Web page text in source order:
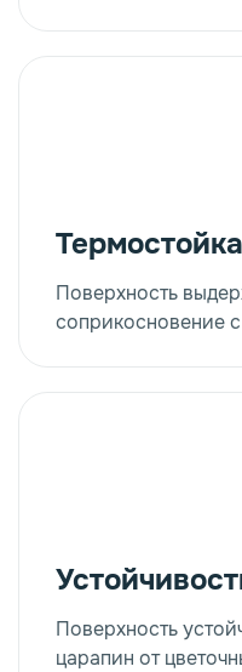
Поверхность
соприкосновение
Поверхность
царапин от